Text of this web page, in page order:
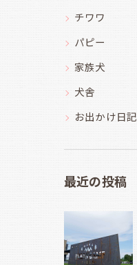
チワワ
パピー
家族犬
犬舎
お出かけ日記
最近の投稿